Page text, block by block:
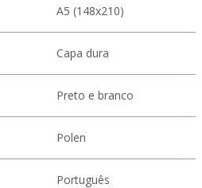
A5 (148x210)
Capa dura
Preto e branco
Polen
Português